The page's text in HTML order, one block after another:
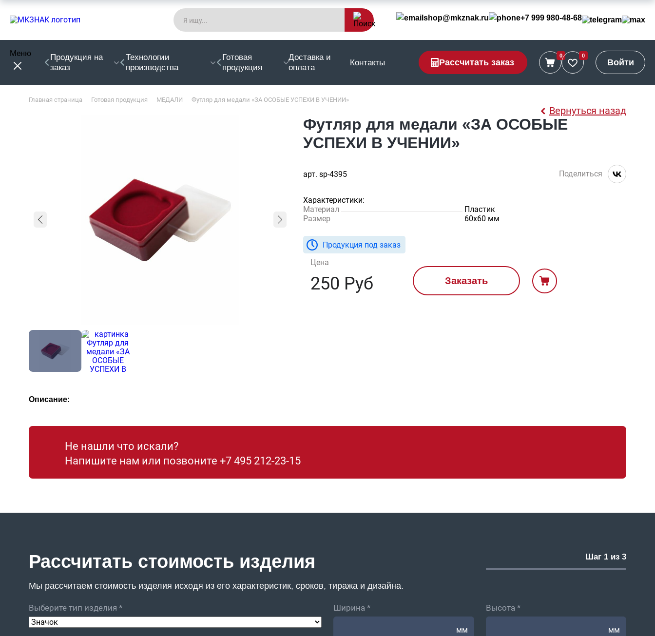
shop@mkznak.ru +7 999 980-48-68
Меню
Продукция на
заказ
Технологии
производства
Готовая
продукция
Доставка и
оплата
Контакты Рассчитать заказ
0 0
Войти
Главная страница Готовая продукция МЕДАЛИ Футляр для медали «ЗА ОСОБЫЕ УСПЕХИ В УЧЕНИИ»
Вернуться назад
Футляр для медали «ЗА ОСОБЫЕ
УСПЕХИ В УЧЕНИИ»
арт. sp-4395 Поделиться
Характеристики:
Материал
Пластик
Размер
60х60 мм
Продукция под заказ
Цена
250 Руб Заказать
Описание:
Не нашли что искали?
Напишите нам или позвоните +7 495 212-23-15
Рассчитать стоимость изделия Шаг 1 из 3
Мы рассчитаем стоимость изделия исходя из его характеристик, сроков, тиража и дизайна.
Выберите тип изделия * Ширина *
мм
Высота *
мм